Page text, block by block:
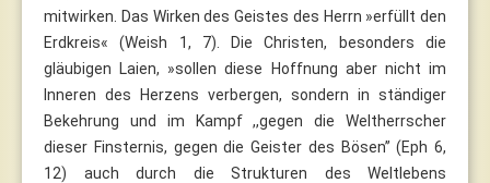
mitwirken. Das Wirken des Geistes des Herrn »erfüllt den
Erdkreis« (Weish 1, 7). Die Christen, besonders die
gläubigen Laien, »sollen diese Hoffnung aber nicht im
Inneren des Herzens verbergen, sondern in ständiger
Bekehrung und im Kampf ,,gegen die Weltherrscher
dieser Finsternis, gegen die Geister des Bösen’’ (Eph 6,
12) auch durch die Strukturen des Weltlebens